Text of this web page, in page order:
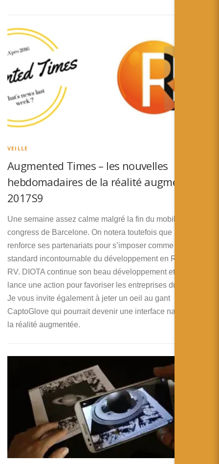
VEILLE
Augmented Times – les nouvelles
hebdomadaires de la réalité augmentée –
2017S9
Une semaine assez calme malgré la fin du mobile world
congress de Barcelone. On notera toutefois que Microsoft
renforce ses partenariats pour s’imposer comme un
standard incontournable du développement en RA et en
RV. DIOTA continue son beau développement et New York
lance une action pour favoriser les entreprises du secteur.
Je vous invite également à jeter un oeil au gant
CaptoGlove qui pourrait devenir une interface naturelle de
la réalité augmentée.